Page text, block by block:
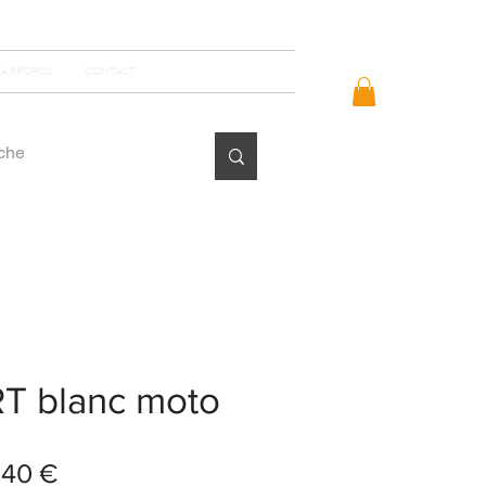
A PROPOS CONTACT
blanc moto
€Prix